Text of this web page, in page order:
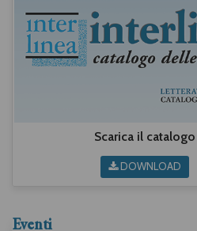
Scarica il catalogo
DOWNLOAD
Eventi